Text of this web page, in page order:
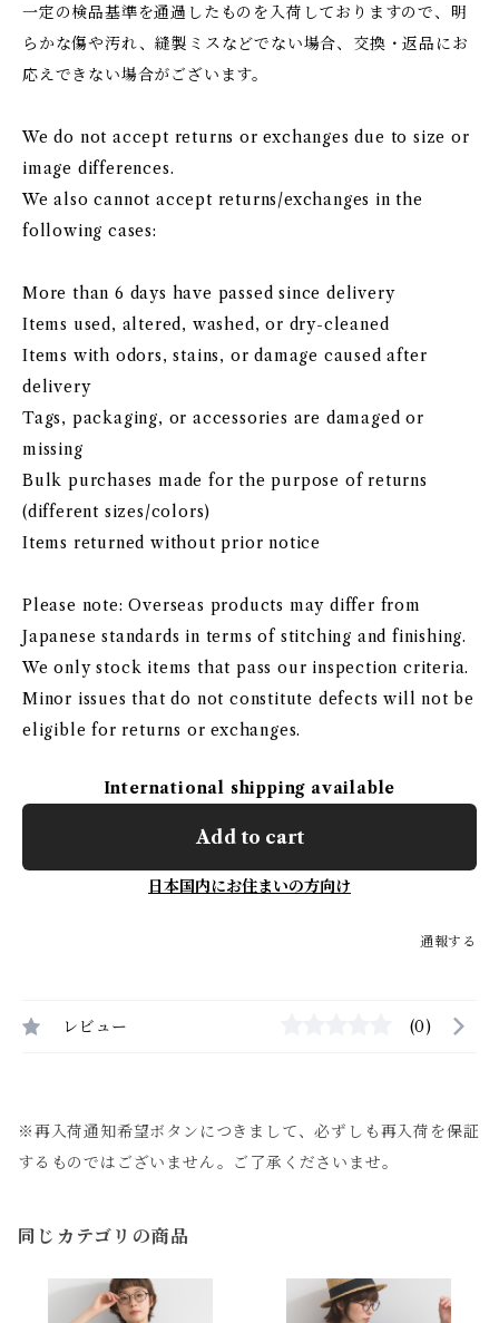
一定の検品基準を通過したものを入荷しておりますので、明
らかな傷や汚れ、縫製ミスなどでない場合、交換・返品にお
応えできない場合がございます。
We do not accept returns or exchanges due to size or
image differences.
We also cannot accept returns/exchanges in the
following cases:
More than 6 days have passed since delivery
Items used, altered, washed, or dry-cleaned
Items with odors, stains, or damage caused after
delivery
Tags, packaging, or accessories are damaged or
missing
Bulk purchases made for the purpose of returns
(different sizes/colors)
Items returned without prior notice
Please note: Overseas products may differ from
Japanese standards in terms of stitching and finishing.
We only stock items that pass our inspection criteria.
Minor issues that do not constitute defects will not be
eligible for returns or exchanges.
International shipping available
Add to cart
日本国内にお住まいの方向け
通報する
レビュー (0)
※再入荷通知希望ボタンにつきまして、必ずしも再入荷を保証
するものではございません。ご了承くださいませ。
同じカテゴリの商品